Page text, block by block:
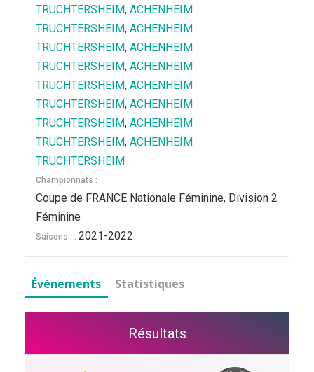
TRUCHTERSHEIM, ACHENHEIM
TRUCHTERSHEIM, ACHENHEIM
TRUCHTERSHEIM, ACHENHEIM
TRUCHTERSHEIM, ACHENHEIM
TRUCHTERSHEIM, ACHENHEIM
TRUCHTERSHEIM, ACHENHEIM
TRUCHTERSHEIM, ACHENHEIM
TRUCHTERSHEIM, ACHENHEIM
TRUCHTERSHEIM
Championnats :
Coupe de FRANCE Nationale Féminine, Division 2
Féminine
Saisons : : 2021-2022
Événements Statistiques
Résultats